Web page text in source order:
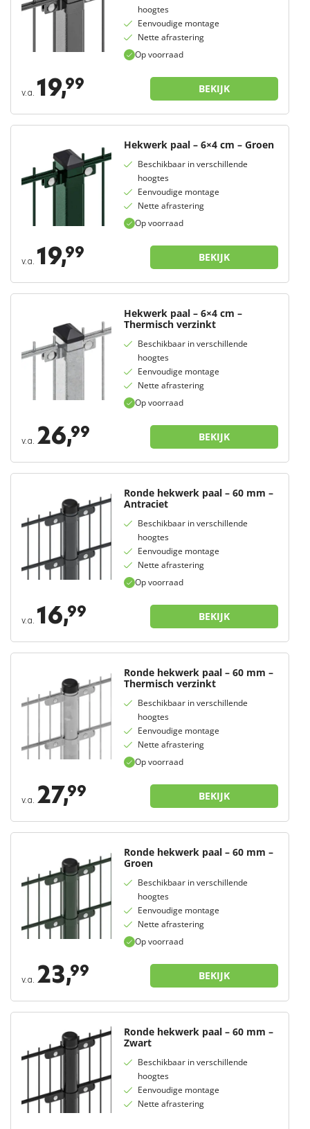
Op voorraad
hoogtes
Eenvoudige montage
Nette afrastering
v.a. 19,99 BEKIJK
Op voorraad
Hekwerk paal – 6×4 cm – Groen
Beschikbaar in verschillende
hoogtes
Eenvoudige montage
Nette afrastering
v.a. 19,99 BEKIJK
Op voorraad
Hekwerk paal – 6×4 cm –
Thermisch verzinkt
Beschikbaar in verschillende
hoogtes
Eenvoudige montage
Nette afrastering
v.a. 26,99 BEKIJK
Op voorraad
Ronde hekwerk paal – 60 mm –
Antraciet
Beschikbaar in verschillende
hoogtes
Eenvoudige montage
Nette afrastering
v.a. 16,99 BEKIJK
Op voorraad
Ronde hekwerk paal – 60 mm –
Thermisch verzinkt
Beschikbaar in verschillende
hoogtes
Eenvoudige montage
Nette afrastering
v.a. 27,99 BEKIJK
Op voorraad
Ronde hekwerk paal – 60 mm –
Groen
Beschikbaar in verschillende
hoogtes
Eenvoudige montage
Nette afrastering
v.a. 23,99 BEKIJK
Ronde hekwerk paal – 60 mm –
Zwart
Beschikbaar in verschillende
hoogtes
Eenvoudige montage
Nette afrastering